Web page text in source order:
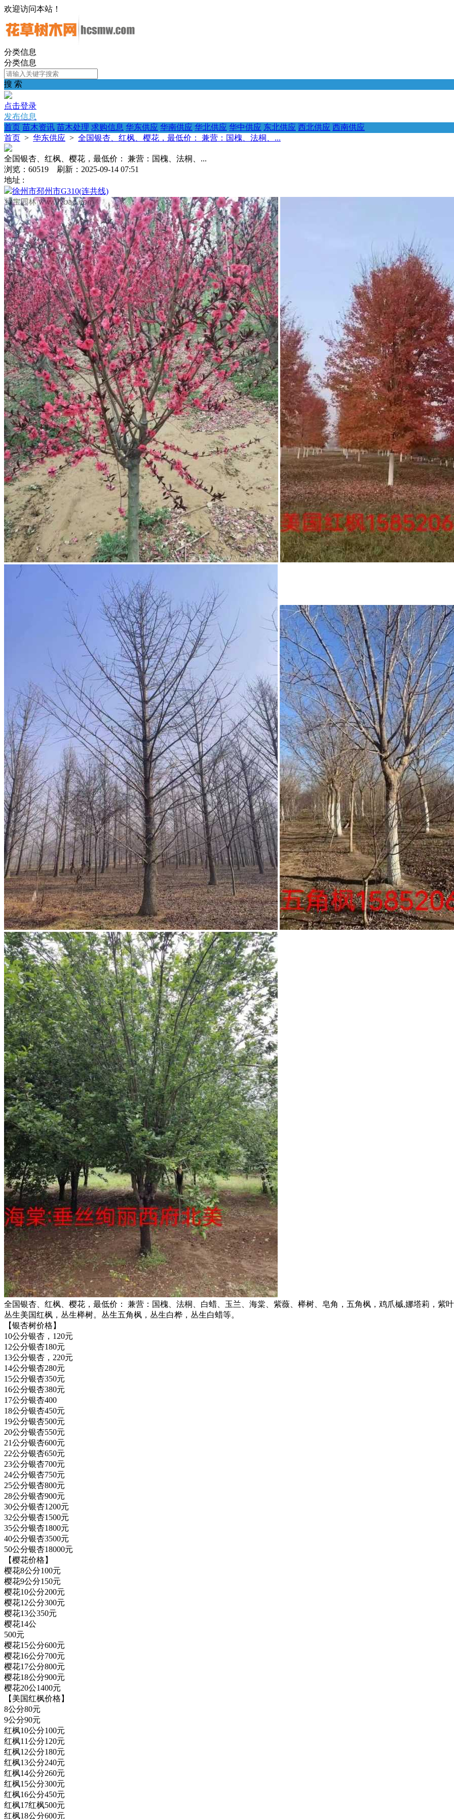
欢迎访问本站！
分类信息
分类信息
搜 索
点击登录
发布信息
首页 苗木资讯 苗木处理 求购信息 华东供应 华南供应 华北供应 华中供应 东北供应 西北供应 西南供应
首页 > 华东供应 > 全国银杏、红枫、樱花，最低价： 兼营：国槐、法桐、...
全国银杏、红枫、樱花，最低价： 兼营：国槐、法桐、...
浏览：60519 刷新：2025-09-14 07:51
地址 :
徐州市邳州市G310(连共线)
全国银杏、红枫、樱花，最低价： 兼营：国槐、法桐、白蜡、玉兰、海棠、紫薇、榉树、皂角，五角枫，鸡爪槭,娜塔莉，紫叶
丛生美国红枫，丛生榉树。丛生五角枫，丛生白桦，丛生白蜡等。
【银杏树价格】
10公分银杏，120元
12公分银杏180元
13公分银杏，220元
14公分银杏280元
15公分银杏350元
16公分银杏380元
17公分银杏400
18公分银杏450元
19公分银杏500元
20公分银杏550元
21公分银杏600元
22公分银杏650元
23公分银杏700元
24公分银杏750元
25公分银杏800元
28公分银杏900元
30公分银杏1200元
32公分银杏1500元
35公分银杏1800元
40公分银杏3500元
50公分银杏18000元
【樱花价格】
樱花8公分100元
樱花9公分150元
樱花10公分200元
樱花12公分300元
樱花13公350元
樱花14公
500元
樱花15公分600元
樱花16公分700元
樱花17公分800元
樱花18公分900元
樱花20公1400元
【美国红枫价格】
8公分80元
9公分90元
红枫10公分100元
红枫11公分120元
红枫12公分180元
红枫13公分240元
红枫14公分260元
红枫15公分300元
红枫16公分450元
红枫17红枫500元
红枫18公分600元